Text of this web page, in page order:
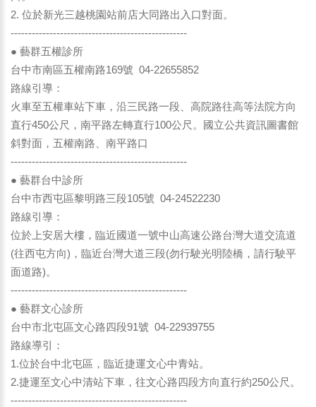
2. 位於新光三越桃園站前店大同路出入口對面。
--------------------------------------------------
● 藝群五權診所
台中市南區五權南路169號 04-22655852
路線引導：
火車至五權車站下車，沿三民路一段、高院路往高等法院方向
直行450公尺，南平路左轉直行100公尺。國立公共資訊圖書館
斜對面，五權南路、南平路口
--------------------------------------------------
● 藝群台中診所
台中市西屯區黎明路三段105號 04-24522230
路線引導：
位於上安居大樓，臨近國道一號中山高速公路台灣大道交流道
(往西屯方向)，臨近台灣大道三段(勿行駛光明陸橋，請行駛平
面道路)。
--------------------------------------------------
● 藝群文心診所
台中市北屯區文心路四段91號 04-22939755
路線導引：
1.位於台中北屯區，臨近捷運文心中青站。
2.捷運至文心中清站下車，往文心路四段方向直行約250公尺。
--------------------------------------------------